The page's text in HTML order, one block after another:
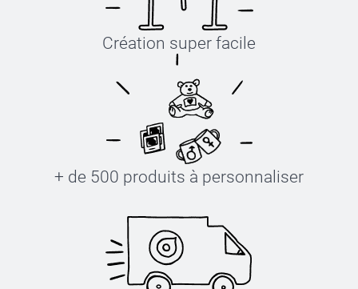
Création super facile
+ de 500 produits à personnaliser